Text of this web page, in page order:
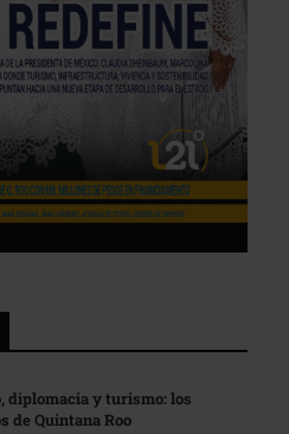
diplomacia y turismo: los
de Quintana Roo